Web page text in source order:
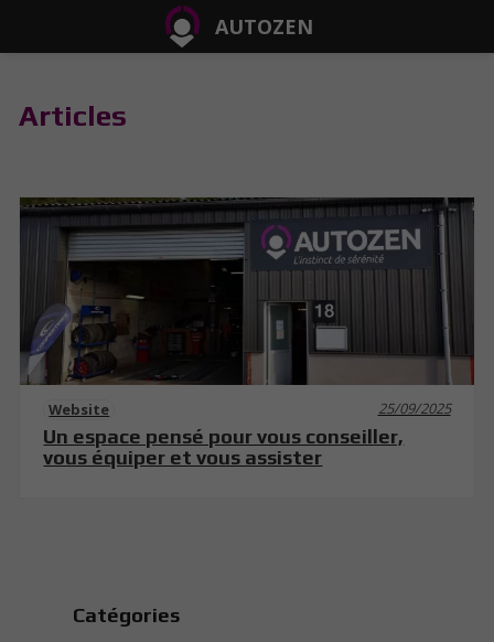
AUTOZEN
Articles
Website 25/09/2025
Un espace pensé pour vous conseiller,
vous équiper et vous assister
Catégories